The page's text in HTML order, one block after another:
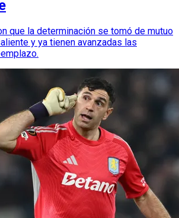
que la determinación se tomó de mutuo
y ya tienen avanzadas las